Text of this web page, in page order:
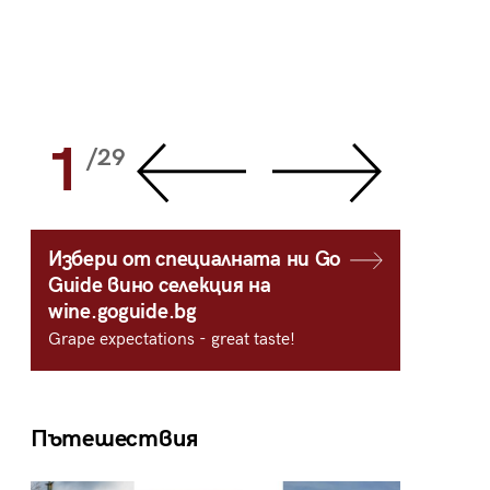
1 /29
Избери от специалната ни Go
Guide вино селекция на
wine.goguide.bg
Grape expectations - great taste!
Пътешествия